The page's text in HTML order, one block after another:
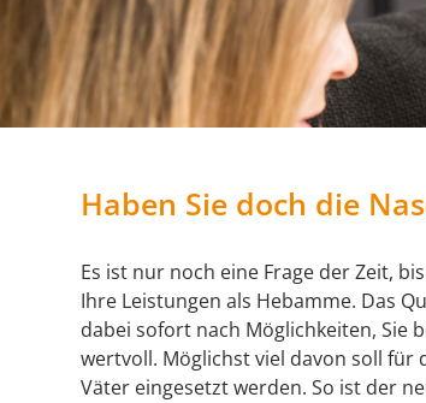
Haben Sie doch die
Es ist nur noch eine Frage der Zeit,
Ihre Leistungen als Hebamme. Das
dabei sofort nach Möglichkeiten, Sie
wertvoll. Möglichst viel davon soll für
Väter eingesetzt werden. So ist der